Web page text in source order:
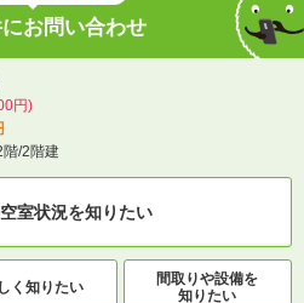
お問い合わせ
円)
階/2階建
室状況を知りたい
く知りたい
間取りや設備を
知りたい